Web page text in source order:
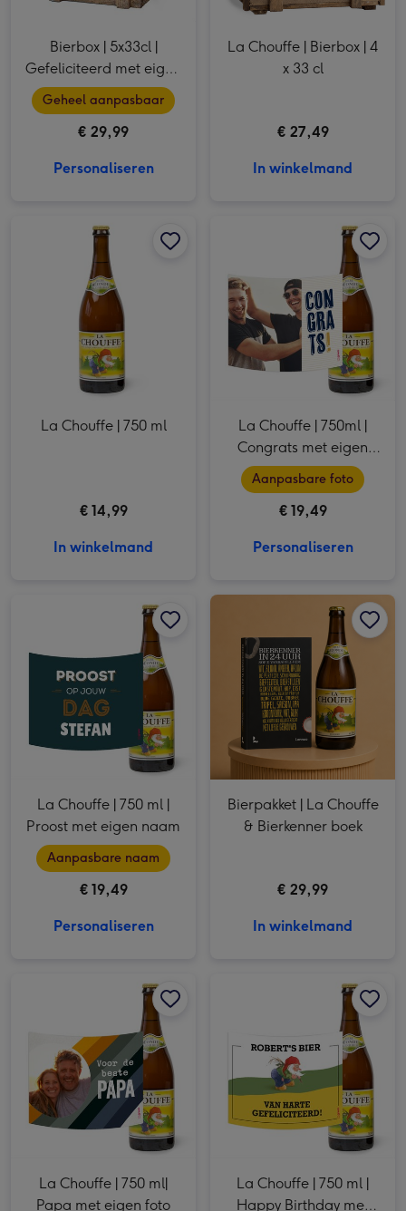
Bierbox | 5x33cl |
Gefeliciteerd met eigen
foto en naam
Geheel aanpasbaar
€ 29,99
Personaliseren
La Chouffe | Bierbox | 4
x 33 cl
€ 27,49
In winkelmand
La Chouffe | 750 ml
€ 14,99
In winkelmand
La Chouffe | 750ml |
Congrats met eigen
foto
Aanpasbare foto
€ 19,49
Personaliseren
La Chouffe | 750 ml | Proost met eigen naam afbeelding 2
La Chouffe | 750 ml |
Proost met eigen naam
Aanpasbare naam
€ 19,49
Personaliseren
Bierpakket | La Chouffe
& Bierkenner boek
€ 29,99
In winkelmand
La Chouffe | 750 ml|
Papa met eigen foto
La Chouffe | 750 ml |
Happy Birthday met